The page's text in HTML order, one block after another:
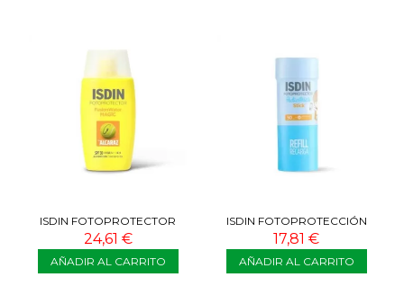
ISDIN FOTOPROTECTOR
FUSION WATER MAGIC
ALCARAZ SPF50 50 ML
24,61 €
AÑADIR AL CARRITO
ISDIN FOTOPROTECCIÓN
PEDIATRICS REFILL STICK
SPF50 20G
17,81 €
AÑADIR AL CARRITO